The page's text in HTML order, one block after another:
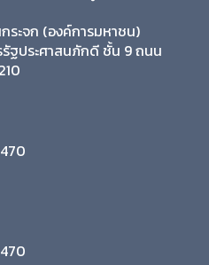
ระจก (องค์การมหาชน)
ฐประศาสนภักดี ชั้น 9 ถนน